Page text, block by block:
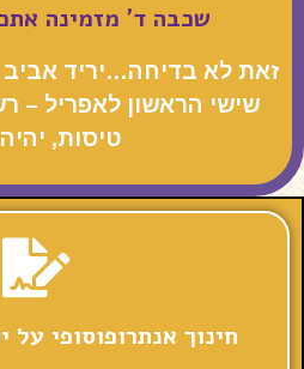
שכבה ד' מזמינה
זאת לא בדיחה…יריד אביב
שישי הראשון לאפריל –
טיסות,
חינוך אנתרופוסופי על